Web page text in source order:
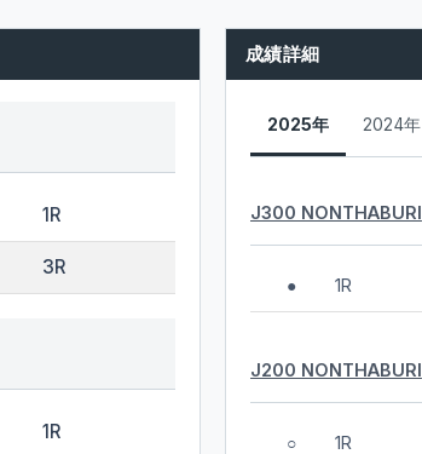
1R
3R
1R
成績詳細
2025年 2024年
J300 NONTHABURI
● 1R
J200 NONTHABURI
○ 1R